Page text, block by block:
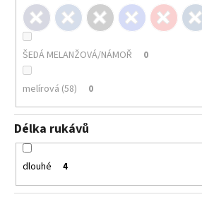
ŠEDÁ MELANŽOVÁ/NÁMOŘ 0
melírová (58) 0
Délka rukávů
dlouhé 4